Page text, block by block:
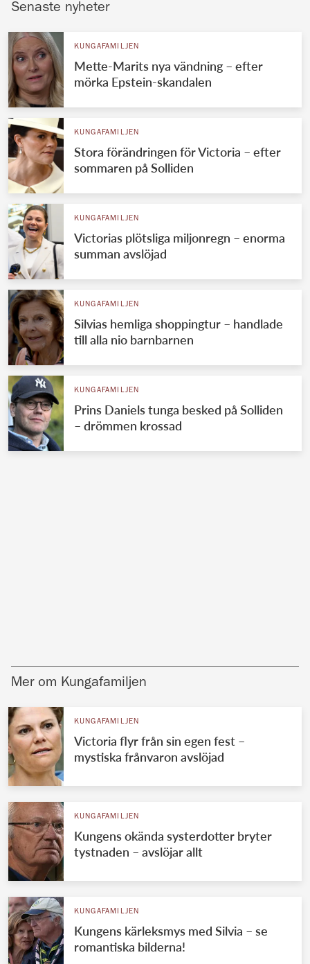
Senaste nyheter
KUNGAFAMILJEN
Mette-Marits nya vändning – efter
mörka Epstein-skandalen
KUNGAFAMILJEN
Stora förändringen för Victoria – efter
sommaren på Solliden
KUNGAFAMILJEN
Victorias plötsliga miljonregn – enorma
summan avslöjad
KUNGAFAMILJEN
Silvias hemliga shoppingtur – handlade
till alla nio barnbarnen
KUNGAFAMILJEN
Prins Daniels tunga besked på Solliden
– drömmen krossad
Mer om Kungafamiljen
KUNGAFAMILJEN
Victoria flyr från sin egen fest –
mystiska frånvaron avslöjad
KUNGAFAMILJEN
Kungens okända systerdotter bryter
tystnaden – avslöjar allt
KUNGAFAMILJEN
Kungens kärleksmys med Silvia – se
romantiska bilderna!